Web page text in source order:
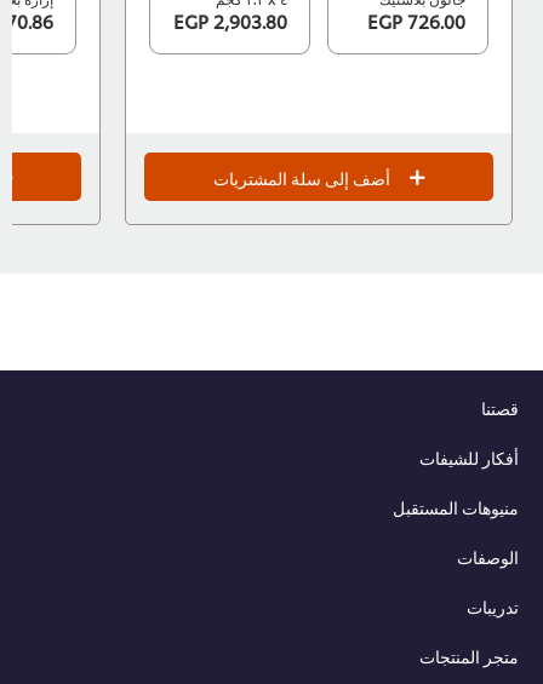
726.00 EGP
2,903.80 EGP
أضف إلى سلة المشتريات
570.86 EGP
قصتنا
أفكار للشيفات
منيوهات المستقبل
الوصفات
تدريبات
متجر المنتجات